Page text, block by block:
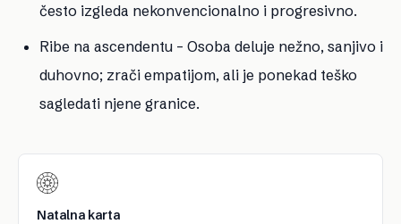
često izgleda nekonvencionalno i progresivno.
Ribe na ascendentu – Osoba deluje nežno, sanjivo i
duhovno; zrači empatijom, ali je ponekad teško
sagledati njene granice.
Natalna karta